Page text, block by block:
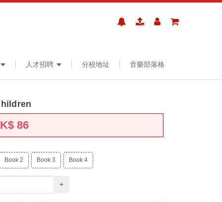
人才招聘 分校地址 音樂部落格
86
Book 2 Book 3 Book 4
+